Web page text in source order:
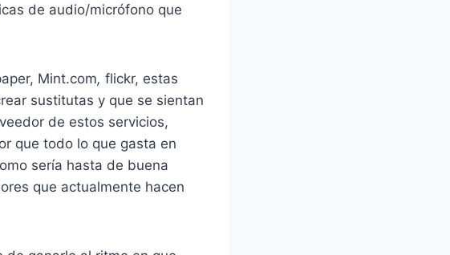
de audio/micrófono que
Mint.com, flickr, estas
sustitutas y que se sientan
de estos servicios,
que todo lo que gasta en
sería hasta de buena
que actualmente hacen